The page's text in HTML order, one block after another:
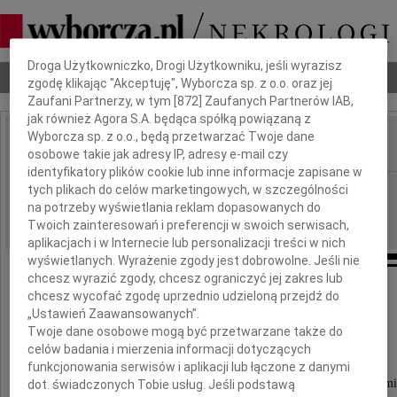
Nekrologi Odeszli Poradnik pogrzebowy
IMIĘ I NAZWISKO:
REGION: Katowice
DATA EMISJI: 20.08.2020
Panu
Piotrowi Uszokowi
wyrazy głębokiego żalu i współczucia z powodu
Dbamy o Twoją prywatność
Droga Użytkowniczko, Drogi Użytkowniku, jeśli wyrazisz
zgodę klikając "Akceptuję", Wyborcza sp. z o.o. oraz jej
Zaufani Partnerzy, w tym [872 ] Zaufanych Partnerów IAB,
jak również Agora S.A. będąca spółką powiązaną z
Wyborcza sp. z o.o., będą przetwarzać Twoje dane
osobowe takie jak adresy IP, adresy e-mail czy
identyfikatory plików cookie lub inne informacje zapisane w
tych plikach do celów marketingowych, w szczególności
na potrzeby wyświetlania reklam dopasowanych do
Twoich zainteresowań i preferencji w swoich serwisach,
aplikacjach i w Internecie lub personalizacji treści w nich
wyświetlanych. Wyrażenie zgody jest dobrowolne. Jeśli nie
chcesz wyrazić zgody, chcesz ograniczyć jej zakres lub
chcesz wycofać zgodę uprzednio udzieloną przejdź do
„Ustawień Zaawansowanych”.
Twoje dane osobowe mogą być przetwarzane także do
celów badania i mierzenia informacji dotyczących
funkcjonowania serwisów i aplikacji lub łączone z danymi
dot. świadczonych Tobie usług. Jeśli podstawą